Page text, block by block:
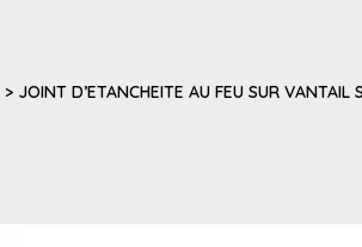
> JOINT D’ETANCHEITE AU FEU SUR VANTAIL